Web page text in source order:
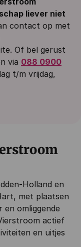
liever niet
contact op met
Of bel gerust
via 088 0900
t/m vrijdag,
Holland en
met plaatsen
en omliggende
actief
en uitjes